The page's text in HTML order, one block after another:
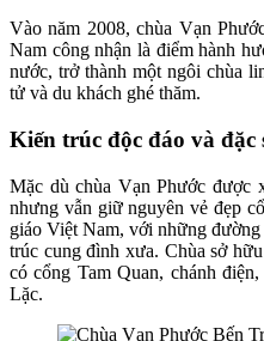
Vào năm 2008, chùa Vạn
Nam công nhận là điểm hành
nước, trở thành một ngôi chùa
tử và du khách ghé thăm.
Kiến trúc độc đáo và đặc
Mặc dù chùa Vạn Phước được
nhưng vẫn giữ nguyên vẻ đẹp
giáo Việt Nam, với những
trúc cung đình xưa. Chùa sở
có cổng Tam Quan, chánh
Lặc.